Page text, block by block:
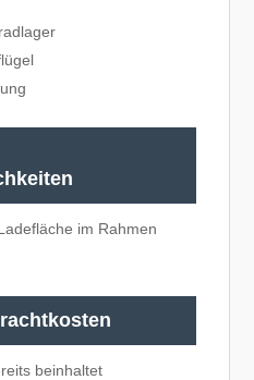
im Rahmen
beinhaltet